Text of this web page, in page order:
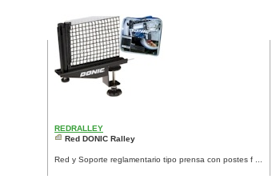
REDRALLEY
Red DONIC Ralley
Red y Soporte reglamentario tipo prensa con postes f ...